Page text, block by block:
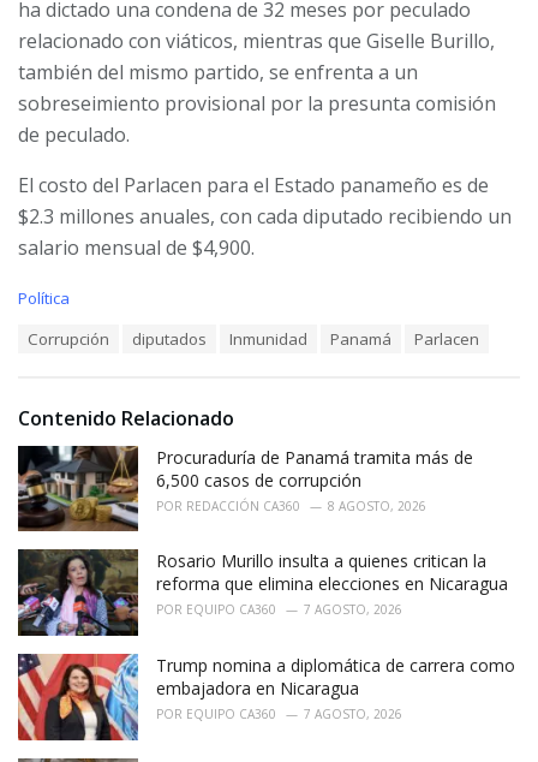
ha dictado una condena de 32 meses por peculado
relacionado con viáticos, mientras que Giselle Burillo,
también del mismo partido, se enfrenta a un
sobreseimiento provisional por la presunta comisión
de peculado.
El costo del Parlacen para el Estado panameño es de
$2.3 millones anuales, con cada diputado recibiendo un
salario mensual de $4,900.
C
r
i
e
s
:
Política
:
Corrupción diputados Inmunidad Panamá Parlacen
Contenido Relacionado
Procuraduría de Panamá tramita más de
6,500 casos de corrupción
POR REDACCIÓN CA360 8 AGOSTO, 2026
Rosario Murillo insulta a quienes critican la
reforma que elimina elecciones en Nicaragua
POR EQUIPO CA360 7 AGOSTO, 2026
Trump nomina a diplomática de carrera como
embajadora en Nicaragua
POR EQUIPO CA360 7 AGOSTO, 2026